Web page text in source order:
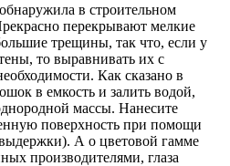
в строительном
перекрывают мелкие
трещины, так что, если у
то выравнивать их с
Как сказано в
в емкость и залить водой,
массы. Нанесите
поверхность при помощи
А о цветовой гамме
производителями, глаза